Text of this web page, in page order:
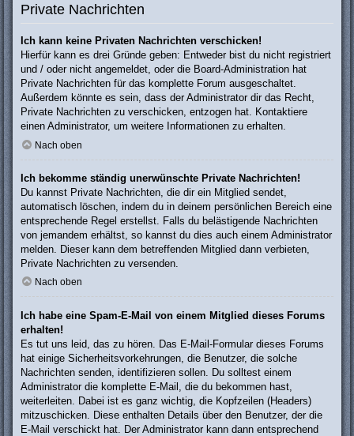
Private Nachrichten
Ich kann keine Privaten Nachrichten verschicken!
Hierfür kann es drei Gründe geben: Entweder bist du nicht registriert
und / oder nicht angemeldet, oder die Board-Administration hat
Private Nachrichten für das komplette Forum ausgeschaltet.
Außerdem könnte es sein, dass der Administrator dir das Recht,
Private Nachrichten zu verschicken, entzogen hat. Kontaktiere
einen Administrator, um weitere Informationen zu erhalten.
Nach oben
Ich bekomme ständig unerwünschte Private Nachrichten!
Du kannst Private Nachrichten, die dir ein Mitglied sendet,
automatisch löschen, indem du in deinem persönlichen Bereich eine
entsprechende Regel erstellst. Falls du belästigende Nachrichten
von jemandem erhältst, so kannst du dies auch einem Administrator
melden. Dieser kann dem betreffenden Mitglied dann verbieten,
Private Nachrichten zu versenden.
Nach oben
Ich habe eine Spam-E-Mail von einem Mitglied dieses Forums
erhalten!
Es tut uns leid, das zu hören. Das E-Mail-Formular dieses Forums
hat einige Sicherheitsvorkehrungen, die Benutzer, die solche
Nachrichten senden, identifizieren sollen. Du solltest einem
Administrator die komplette E-Mail, die du bekommen hast,
weiterleiten. Dabei ist es ganz wichtig, die Kopfzeilen (Headers)
mitzuschicken. Diese enthalten Details über den Benutzer, der die
E-Mail verschickt hat. Der Administrator kann dann entsprechend